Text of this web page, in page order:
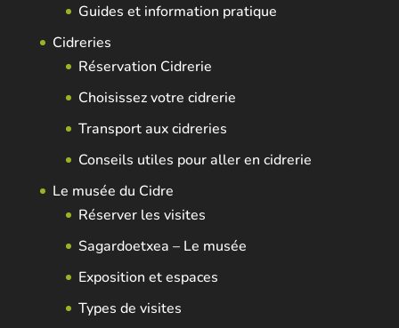
Guides et information pratique
Cidreries
Réservation Cidrerie
Choisissez votre cidrerie
Transport aux cidreries
Conseils utiles pour aller en cidrerie
Le musée du Cidre
Réserver les visites
Sagardoetxea – Le musée
Exposition et espaces
Types de visites